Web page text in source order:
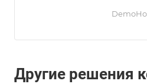
Другие решения